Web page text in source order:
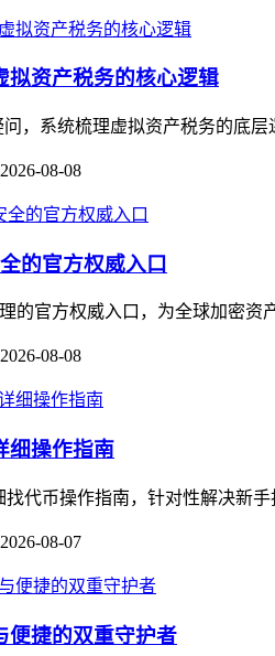
拟资产税务的核心逻辑
问，系统梳理虚拟资产税务的底
2026-08-08
的官方权威入口
的官方权威入口，为全球加密
2026-08-08
细操作指南
代币操作指南，针对性解决新
2026-08-07
便捷的双重守护者